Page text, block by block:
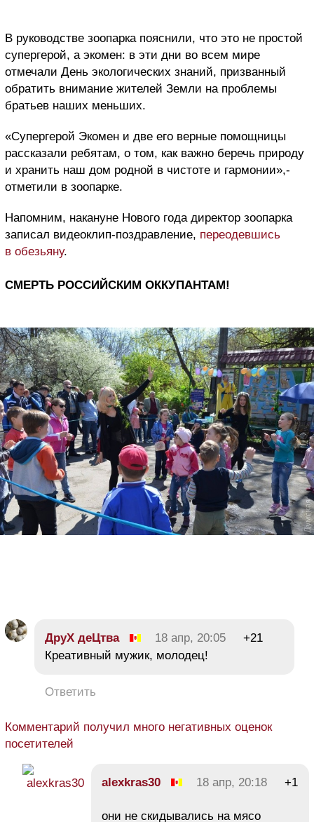
В руководстве зоопарка пояснили, что это не простой
супергерой, а экомен: в эти дни во всем мире
отмечали День экологических знаний, призванный
обратить внимание жителей Земли на проблемы
братьев наших меньших.
«Супергерой Экомен и две его верные помощницы
рассказали ребятам, о том, как важно беречь природу
и хранить наш дом родной в чистоте и гармонии»,-
отметили в зоопарке.
Напомним, накануне Нового года директор зоопарка
записал видеоклип-поздравление, переодевшись
в обезьяну.
СМЕРТЬ РОССИЙСКИМ ОККУПАНТАМ!
ДруХ деЦтва 18 апр, 20:05
+21
Креативный мужик, молодец!
Ответить
Комментарий получил много негативных оценок
посетителей
alexkras30 18 апр, 20:18 +1
они не скидывались на мясо